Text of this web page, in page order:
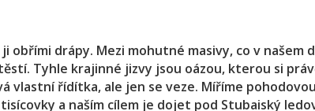
obřími drápy. Mezi mohutné masivy, co v našem
Tyhle krajinné jizvy jsou oázou, kterou si
vlastní řídítka, ale jen se veze. Míříme
a naším cílem je dojet pod Stubaiský